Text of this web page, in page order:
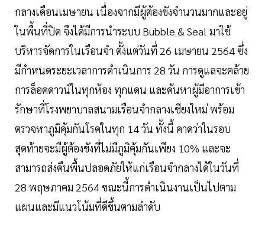
กลางเดือนเมษายน เนื่องจากมีผู้ต้องขังจำนวนมากและอยู่
ในพื้นที่ปิด จึงได้มีการนำระบบ Bubble & Seal มาใช้
บริหารจัดการในเรือนจำ ตั้งแต่วันที่ 26 เมษายน 2564 ซึ่ง
มีกำหนดระยะเวลาการดำเนินการ 28 วัน การดูแลจะคล้าย
การล็อคดาวน์ในทุกห้อง ทุกแดน และค้นหาผู้มีอาการเข้า
รักษาที่โรงพยาบาลสนามเรือนจำกลางเชียงใหม่ พร้อม
ตรวจหาภูมิคุ้มกันโรคในทุก 14 วัน ทั้งนี้ คาดว่าในรอบ
สุดท้ายจะมีผู้ต้องขังที่ไม่มีภูมิคุ้มกันเพียง 10% และจะ
สามารถส่งคืนพื้นปลอดภัยให้แก่เรือนจำกลางได้ในวันที่
28 พฤษภาคม 2564 ขณะนี้การดำเนินงานเป็นไปตาม
แผนและมีแนวโน้มที่ดีขึ้นตามลำดับ